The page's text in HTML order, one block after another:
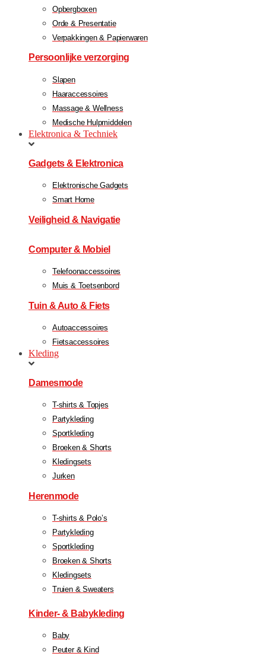
Opbergboxen
Orde & Presentatie
Verpakkingen & Papierwaren
Persoonlijke verzorging
Slapen
Haaraccessoires
Massage & Wellness
Medische Hulpmiddelen
Elektronica & Techniek
Gadgets & Elektronica
Elektronische Gadgets
Smart Home
Veiligheid & Navigatie
Computer & Mobiel
Telefoonaccessoires
Muis & Toetsenbord
Tuin & Auto & Fiets
Autoaccessoires
Fietsaccessoires
Kleding
Damesmode
T-shirts & Topjes
Partykleding
Sportkleding
Broeken & Shorts
Kledingsets
Jurken
Herenmode
T-shirts & Polo’s
Partykleding
Sportkleding
Broeken & Shorts
Kledingsets
Truien & Sweaters
Kinder- & Babykleding
Baby
Peuter & Kind